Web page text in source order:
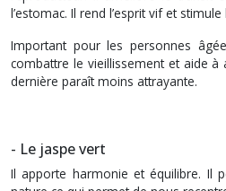
l’estomac. Il rend l’esprit vif et stimule
Important pour les personnes
combattre le vieillissement et aide
dernière paraît moins attrayante.
- Le jaspe vert
Il apporte harmonie et équilibre. Il